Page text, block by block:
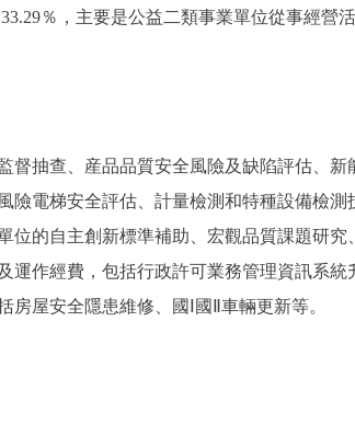
％，主要是公益二類事業單位從事經營
抽查、産品品質安全風險及缺陷評估、新
險電梯安全評估、計量檢測和特種設備檢測
位的自主創新標準補助、宏觀品質課題研究
作經費，包括行政許可業務管理資訊系統
屋安全隱患維修、國Ⅰ國Ⅱ車輛更新等。